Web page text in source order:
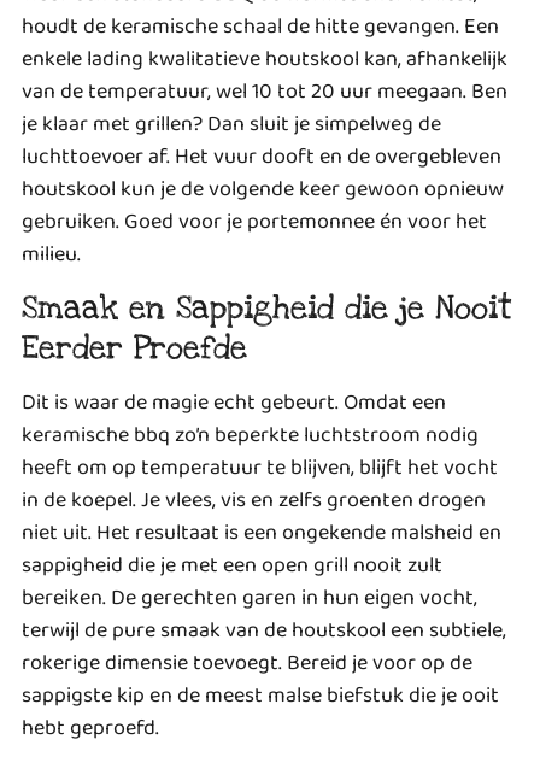
houdt de keramische schaal de hitte gevangen. Een
enkele lading kwalitatieve houtskool kan, afhankelijk
van de temperatuur, wel 10 tot 20 uur meegaan. Ben
je klaar met grillen? Dan sluit je simpelweg de
luchttoevoer af. Het vuur dooft en de overgebleven
houtskool kun je de volgende keer gewoon opnieuw
gebruiken. Goed voor je portemonnee én voor het
milieu.
Smaak en Sappigheid die je Nooit
Eerder Proefde
Dit is waar de magie echt gebeurt. Omdat een
keramische bbq zo’n beperkte luchtstroom nodig
heeft om op temperatuur te blijven, blijft het vocht
in de koepel. Je vlees, vis en zelfs groenten drogen
niet uit. Het resultaat is een ongekende malsheid en
sappigheid die je met een open grill nooit zult
bereiken. De gerechten garen in hun eigen vocht,
terwijl de pure smaak van de houtskool een subtiele,
rokerige dimensie toevoegt. Bereid je voor op de
sappigste kip en de meest malse biefstuk die je ooit
hebt geproefd.